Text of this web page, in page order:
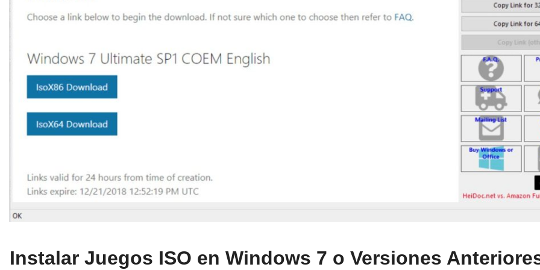
Instalar Juegos ISO en Windows 7 o Versiones